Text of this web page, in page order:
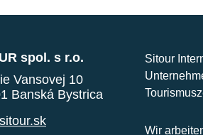
spol. s r.o.
Vansovej 10
Banská Bystrica
Sitour
Wir